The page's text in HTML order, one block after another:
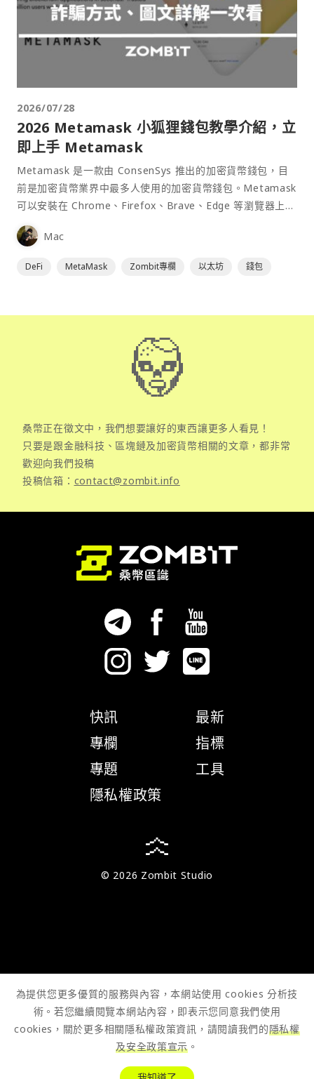
2026/07/28
2026 Metamask 小狐狸錢包教學介紹，立
即上手 Metamask
Metamask 是一款由 ConsenSys 推出的加密貨幣錢包，目
前是加密貨幣業界中最多人使用的加密貨幣錢包。Metamask
可以安裝在 Chrome、Firefox、Brave、Edge 等瀏覽器上作
為插件使用，具備許多功能且使用上非常方便。
Mac
DeFi MetaMask Zombit專欄 以太坊 錢包
桑幣正在徵文中，我們想要讓好的東西讓更多人看見！
只要是跟金融科技、區塊鏈及加密貨幣相關的文章，都非常
歡迎向我們投稿
投稿信箱： contact@zombit.info
快訊
專欄
專題
隱私權政策
最新
指標
工具
© 2026 Zombit Studio
為提供您更多優質的服務與內容，本網站使用 cookies 分析技
術。若您繼續閱覽本網站內容，即表示您同意我們使用
cookies，關於更多相關隱私權政策資訊，請閱讀我們的隱私權
及安全政策宣示 。